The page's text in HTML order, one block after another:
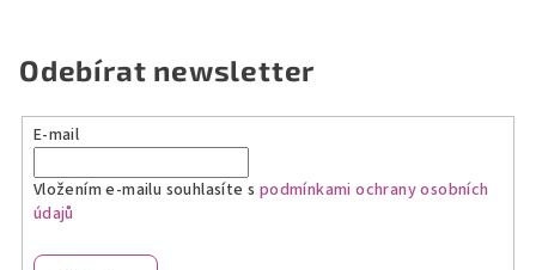
Odebírat newsletter
E-mail
Vložením e-mailu souhlasíte s podmínkami ochrany osobních
údajů